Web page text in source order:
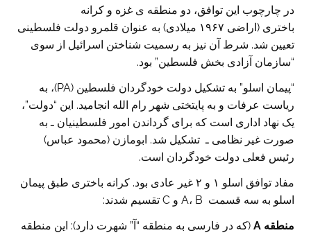
در چارچوب این توافق، دو منطقه ی غزه و کرانه
باختری (اراضی ۱۹۶۷ میلادی) به عنوان قلمرو دولت فلسطینی
تعیین شد. شرط آن نیز به رسمیت شناختن اسرائیل از سوی
“سازمان آزادی بخش فلسطین” بود.
“پیمان اسلو” به تشکیل دولت خودگردان فلسطین (PA)، به
ریاست عرفات و به پایتختی شهر رام الله انجامید. این “دولت”،
یک نهاد اداری است که برای گرداندن امور فلسطینیان ـ به
صورت غیر نظامی ـ تشکیل شد. ابومازن (محمود عباس)
رئیس فعلی دولت خودگردان است.
مفاد توافق اسلو ۱ و ۲ غیر عادی بود. کرانه باختری طبق پیمان
اسلو به سه قسمت A، B و C تقسیم شدند:
منطقه A (که در فارسی به منطقه “آ” شهرت دارد): این منطقه